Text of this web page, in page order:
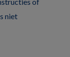
niet